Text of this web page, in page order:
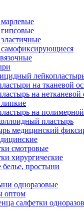
на тканевой
на нетканевой
на
пластырь
медицинский
смотровые
хирургические
белье, простыни
одноразовые
оптом
салфетки